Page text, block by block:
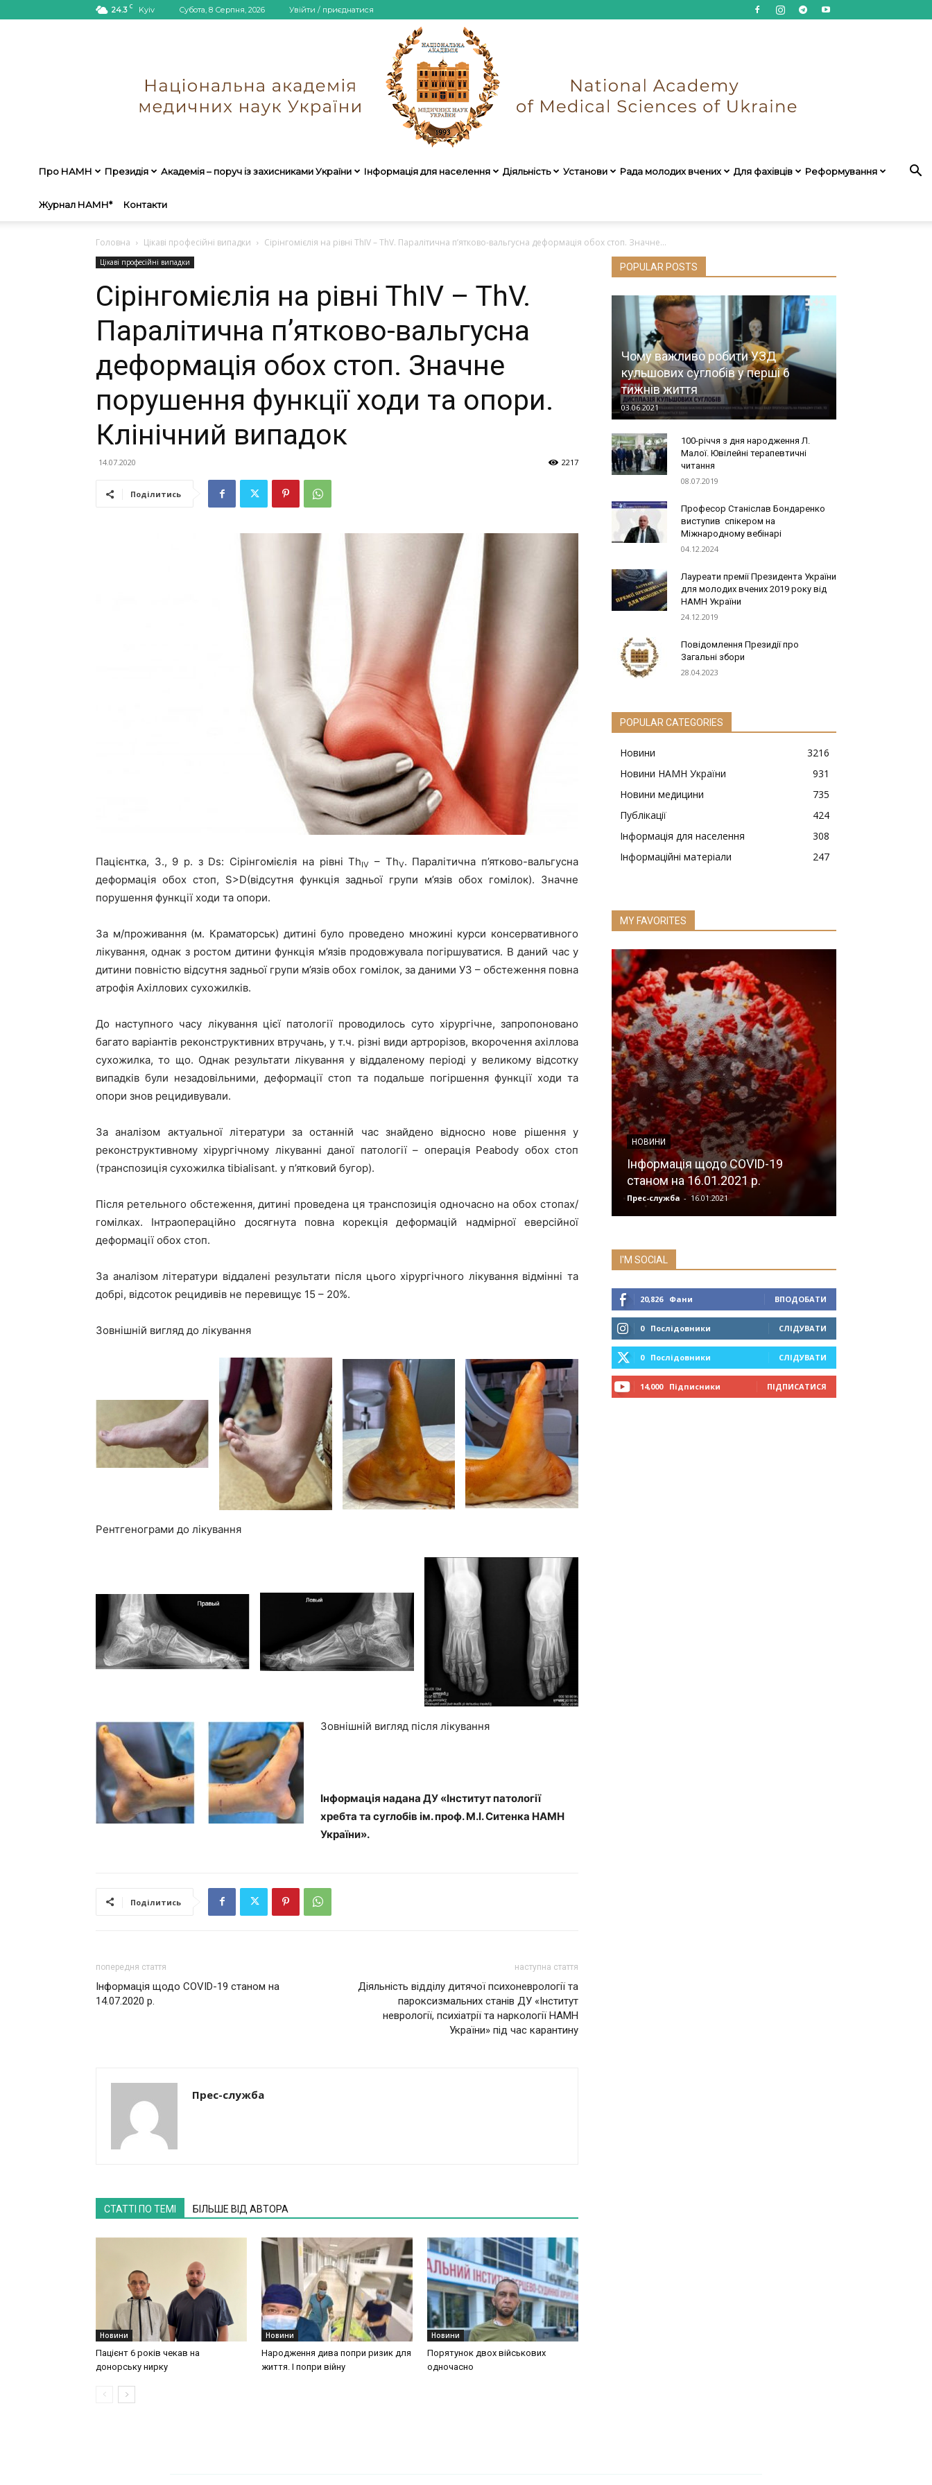
24.3 C Kyiv Субота, 8 Серпня, 2026 Увійти / приєднатися
України
Про НАМН Президія Академія – поруч із захисниками України Інформація для населення Діяльність Установи Рада молодих вчених Для фахівців Реформування
Журнал НАМН* Контакти
Головна Цікаві професійні випадки Сірінгомієлія на рівні ThIV – ThV. Паралітична п’ятково-вальгусна деформація обох стоп. Значне...
Цікаві професійні випадки
Сірінгомієлія на рівні ThIV – ThV.
Паралітична п’ятково-вальгусна
деформація обох стоп. Значне
порушення функції ходи та опори.
Клінічний випадок
14.07.2020 2217
Поділитись
Пацієнтка, З., 9 р. з Ds: Сірінгомієлія на рівні ThIV – ThV. Паралітична п’ятково-вальгусна
деформація обох стоп, S>D(відсутня функція задньої групи м’язів обох гомілок). Значне
порушення функції ходи та опори.
За м/проживання (м. Краматорськ) дитині було проведено множині курси консервативного
лікування, однак з ростом дитини функція м’язів продовжувала погіршуватися. В даний час у
дитини повністю відсутня задньої групи м’язів обох гомілок, за даними УЗ – обстеження повна
атрофія Ахіллових сухожилків.
До наступного часу лікування цієї патології проводилось суто хірургічне, запропоновано
багато варіантів реконструктивних втручань, у т.ч. різні види артрорізов, вкорочення ахіллова
сухожилка, то що. Однак результати лікування у віддаленому періоді у великому відсотку
випадків були незадовільними, деформації стоп та подальше погіршення функції ходи та
опори знов рецидивували.
За аналізом актуальної літератури за останній час знайдено відносно нове рішення у
реконструктивному хірургічному лікуванні даної патології – операція Peabody обох стоп
(транспозиція сухожилка tibialisant. у п’ятковий бугор).
Після ретельного обстеження, дитині проведена ця транспозиція одночасно на обох стопах/
гомілках. Інтраопераційно досягнута повна корекція деформацій надмірної еверсійної
деформації обох стоп.
За аналізом літератури віддалені результати після цього хірургічного лікування відмінні та
добрі, відсоток рецидивів не перевищує 15 – 20%.
Зовнішній вигляд до лікування
Рентгенограми до лікування
Зовнішній вигляд після лікування
Інформація надана ДУ «Інститут патології
хребта та суглобів ім. проф. М.І. Ситенка НАМН
України».
Поділитись
попередня стаття
Інформація щодо COVID-19 станом на
14.07.2020 р.
наступна стаття
Діяльність відділу дитячої психоневрології та
пароксизмальних станів ДУ «Інститут
неврології, психіатрії та наркології НАМН
України» під час карантину
Прес-служба
СТАТТІ ПО ТЕМІ БІЛЬШЕ ВІД АВТОРА
Новини
Пацієнт 6 років чекав на
донорську нирку
Новини
Народження дива попри ризик для
життя. І попри війну
Новини
Порятунок двох військових
одночасно
POPULAR POSTS
Чому важливо робити УЗД
кульшових суглобів у перші 6
тижнів життя
03.06.2021
100-річчя з дня народження Л.
Малої. Ювілейні терапевтичні
читання
08.07.2019
Професор Станіслав Бондаренко
виступив спікером на
Міжнародному вебінарі
04.12.2024
Лауреати премії Президента України
для молодих вчених 2019 року від
НАМН України
24.12.2019
Повідомлення Президії про
Загальні збори
28.04.2023
POPULAR CATEGORIES
Новини
3216
Новини НАМН України
931
Новини медицини
735
Публікації
424
Інформація для населення
308
Інформаційні матеріали
247
MY FAVORITES
НОВИНИ
Інформація щодо COVID-19
станом на 16.01.2021 р.
Прес-служба - 16.01.2021
I'M SOCIAL
20,826 Фани ВПОДОБАТИ
0 Послідовники СЛІДУВАТИ
0 Послідовники СЛІДУВАТИ
14,000 Підписники ПІДПИСАТИСЯ